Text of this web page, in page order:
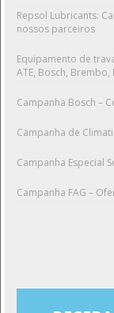
Repsol Lubricants:
nossos parceiros
Equipamento de
ATE, Bosch,
Campanha Bosch –
Campanha de
Campanha Especial
Campanha FAG –